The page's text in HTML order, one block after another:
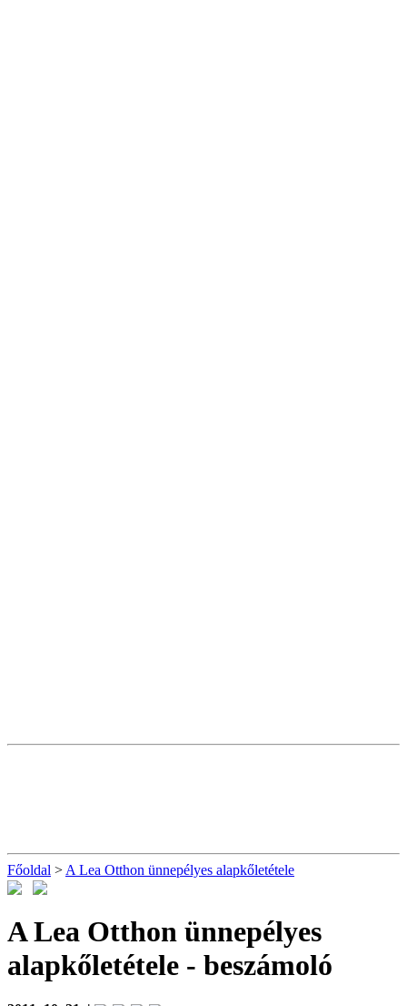
Főoldal > A Lea Otthon ünnepélyes alapkőletétele
A Lea Otthon ünnepélyes
alapkőletétele - beszámoló